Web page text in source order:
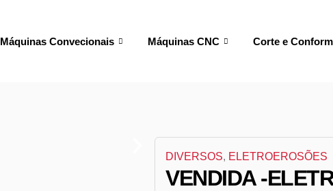
Máquinas Convecionais Máquinas CNC Corte e
DIVERSOS, ELETROEROSÕES
VENDIDA -